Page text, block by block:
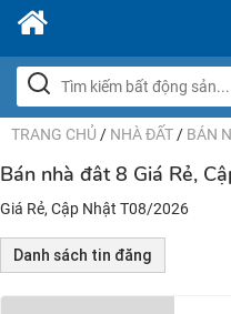
TRANG CHỦ / NHÀ ĐẤT / BÁN
Bán nhà đât 8 Giá Rẻ,
Giá Rẻ, Cập Nhật T08/2026
Danh sách tin đăng